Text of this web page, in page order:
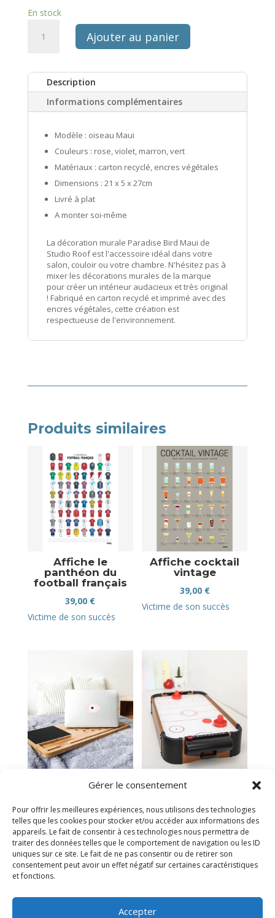
Gérer le consentement
Pour offrir les meilleures expériences, nous utilisons des technologies
telles que les cookies pour stocker et/ou accéder aux informations des
appareils. Le fait de consentir à ces technologies nous permettra de
traiter des données telles que le comportement de navigation ou les ID
uniques sur ce site. Le fait de ne pas consentir ou de retirer son
consentement peut avoir un effet négatif sur certaines caractéristiques
et fonctions.
Accepter
En stock
Ajouter au panier
Description
Informations complémentaires
Modèle : oiseau Maui
Couleurs : rose, violet, marron, vert
Matériaux : carton recyclé, encres végétales
Dimensions : 21 x 5 x 27cm
Livré à plat
A monter soi-même
La décoration murale Paradise Bird Maui de
Studio Roof est l'accessoire idéal dans votre
salon, couloir ou votre chambre. N'hésitez pas à
mixer les décorations murales de la marque
pour créer un intérieur audacieux et très original
! Fabriqué en carton recyclé et imprimé avec des
encres végétales, cette création est
respectueuse de l'environnement.
Produits similaires
Affiche le
panthéon du
football français
39,00 €
Victime de son succès
Affiche cocktail
vintage
39,00 €
Victime de son succès
Support en bois
pour ordinateur
36,95€
Plus que 1 en stock
Mini jeu de hockey
Victime de son succès